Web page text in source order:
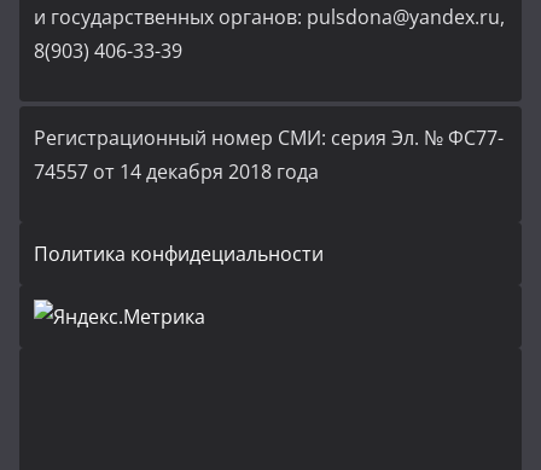
и государственных органов: pulsdona@yandex.ru,
8(903) 406-33-39
Регистрационный номер СМИ: серия Эл. № ФС77-
74557 от 14 декабря 2018 года
Политика конфидециальности